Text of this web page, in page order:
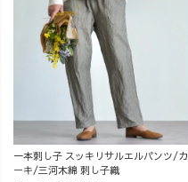
一本刺し子 スッキリサルエルパンツ/カ
ーキ/三河木綿 刺し子織